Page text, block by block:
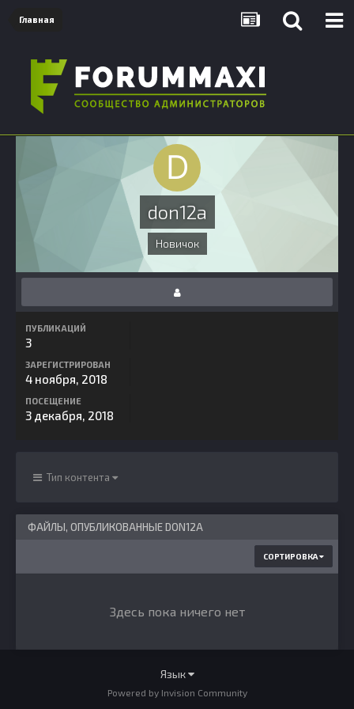
Главная
don12a
Новичок
ПУБЛИКАЦИЙ
3
ЗАРЕГИСТРИРОВАН
4 ноября, 2018
ПОСЕЩЕНИЕ
3 декабря, 2018
Тип контента
ФАЙЛЫ, ОПУБЛИКОВАННЫЕ DON12A
СОРТИРОВКА
Здесь пока ничего нет
Язык
Powered by Invision Community